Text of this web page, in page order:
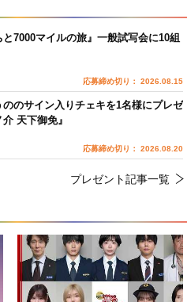
と7000マイルの旅』一般試写会に10組
応募締め切り： 2026.08.15
のサイン入りチェキを1名様にプレゼ
天下御免』
応募締め切り： 2026.08.20
プレゼント記事一覧